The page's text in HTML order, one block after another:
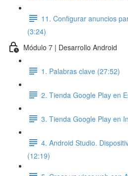
11. Configurar anuncios
(3:24)
Módulo 7 | Desarrollo Android
1. Palabras clave (27:52)
2. Tienda Google Play en
3. Tienda Google Play en
4. Android Studio.
(12:19)